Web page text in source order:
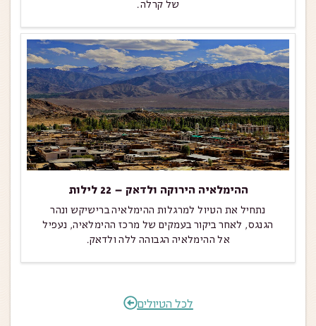
של קרלה.
ההימלאיה הירוקה ולדאק – 22 לילות
נתחיל את הטיול למרגלות ההימלאיה ברישיקש ונהר
הגנגס, לאחר ביקור בעמקים של מרכז ההימלאיה, נעפיל
אל ההימלאיה הגבוהה ללה ולדאק.
לכל הטיולים